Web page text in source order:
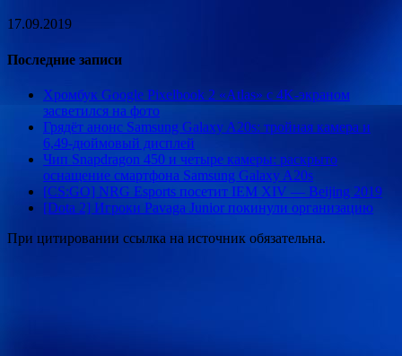
17.09.2019
Последние записи
Хромбук Google Pixelbook 2 «Atlas» с 4K-экраном
засветился на фото
Грядёт анонс Samsung Galaxy A20s: тройная камера и
6,49-дюймовый дисплей
Чип Snapdragon 450 и четыре камеры: раскрыто
оснащение смартфона Samsung Galaxy A20s
[CS:GO] NRG Esports посетит IEM XIV — Beijing 2019
[Dota 2] Игроки Pavaga Junior покинули организацию
При цитировании ссылка на источник обязательна.